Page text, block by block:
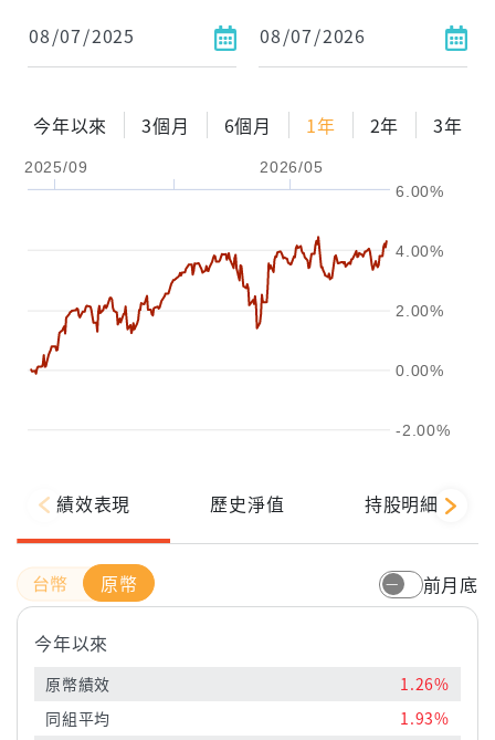
今年以來 3個月 6個月 1年 2年 3年
2025/09 2026/05
-2.00%
0.00%
2.00%
4.00%
6.00%
1年
2年
配息金額
-%
績效表現 歷史淨值 持股明細
原幣 前月底
今年以來
原幣績效
1.26%
同組平均
1.93%